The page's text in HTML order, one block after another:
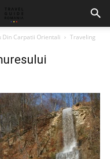
Din Carpatii Orientali
Traveling